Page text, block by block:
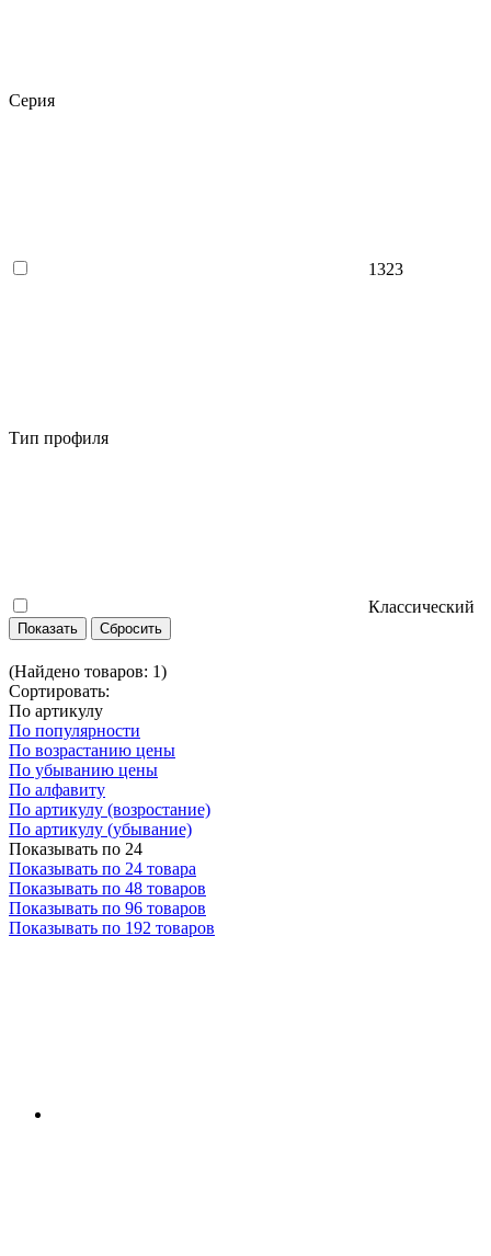
Серия
1323
Тип профиля
Классический
(Найдено товаров: 1)
Сортировать:
По артикулу
По популярности
По возрастанию цены
По убыванию цены
По алфавиту
По артикулу (возростание)
По артикулу (убывание)
Показывать по 24
Показывать по 24 товара
Показывать по 48 товаров
Показывать по 96 товаров
Показывать по 192 товаров